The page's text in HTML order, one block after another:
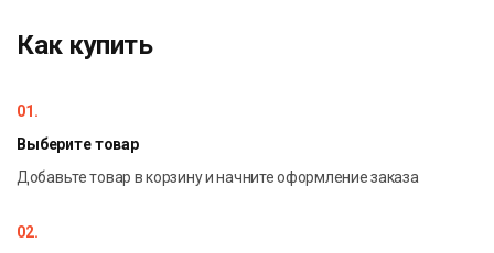
настройки,
информация о товаре, складах, контрагентах, остатках
Как купить
01.
Выберите товар
Добавьте товар в корзину и начните оформление заказа
02.